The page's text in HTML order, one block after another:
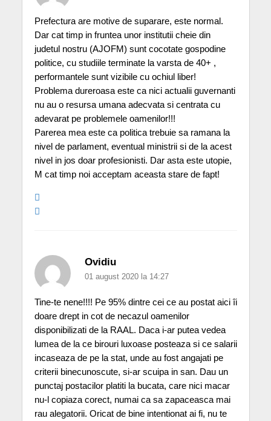
Prefectura are motive de suparare, este normal.
Dar cat timp in fruntea unor institutii cheie din
judetul nostru (AJOFM) sunt cocotate gospodine
politice, cu studiile terminate la varsta de 40+ ,
performantele sunt vizibile cu ochiul liber!
Problema dureroasa este ca nici actualii guvernanti
nu au o resursa umana adecvata si centrata cu
adevarat pe problemele oamenilor!!!
Parerea mea este ca politica trebuie sa ramana la
nivel de parlament, eventual ministrii si de la acest
nivel in jos doar profesionisti. Dar asta este utopie,
M cat timp noi acceptam aceasta stare de fapt!
Ovidiu
01 august 2020 la 14:27
Tine-te nene!!!! Pe 95% dintre cei ce au postat aici îi
doare drept in cot de necazul oamenilor
disponibilizati de la RAAL. Daca i-ar putea vedea
lumea de la ce birouri luxoase posteaza si ce salarii
incaseaza de pe la stat, unde au fost angajati pe
criterii binecunoscute, si-ar scuipa in san. Dau un
punctaj postacilor platiti la bucata, care nici macar
nu-l copiaza corect, numai ca sa zapaceasca mai
rau alegatorii. Oricat de bine intentionat ai fi, nu te